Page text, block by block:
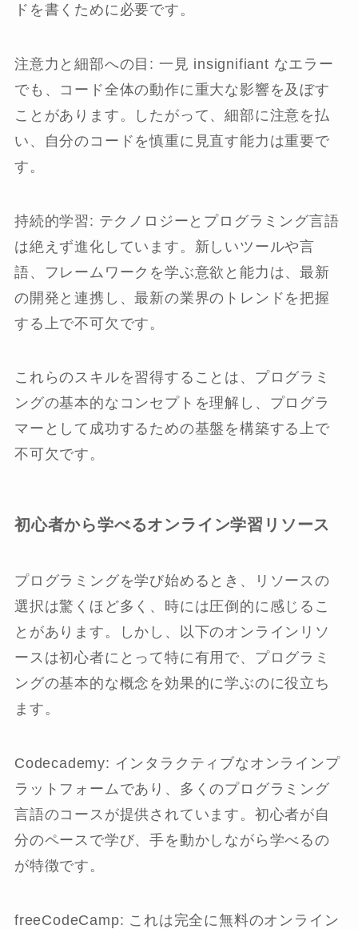
ドを書くために必要です。
注意力と細部への目: 一見 insignifiant なエラー
でも、コード全体の動作に重大な影響を及ぼす
ことがあります。したがって、細部に注意を払
い、自分のコードを慎重に見直す能力は重要で
す。
持続的学習: テクノロジーとプログラミング言語
は絶えず進化しています。新しいツールや言
語、フレームワークを学ぶ意欲と能力は、最新
の開発と連携し、最新の業界のトレンドを把握
する上で不可欠です。
これらのスキルを習得することは、プログラミ
ングの基本的なコンセプトを理解し、プログラ
マーとして成功するための基盤を構築する上で
不可欠です。
初心者から学べるオンライン学習リソース
プログラミングを学び始めるとき、リソースの
選択は驚くほど多く、時には圧倒的に感じるこ
とがあります。しかし、以下のオンラインリソ
ースは初心者にとって特に有用で、プログラミ
ングの基本的な概念を効果的に学ぶのに役立ち
ます。
Codecademy: インタラクティブなオンラインプ
ラットフォームであり、多くのプログラミング
言語のコースが提供されています。初心者が自
分のペースで学び、手を動かしながら学べるの
が特徴です。
freeCodeCamp: これは完全に無料のオンライン